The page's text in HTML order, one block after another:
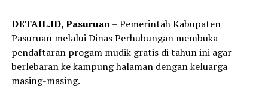
DETAIL.ID, Pasuruan– Pemerintah Kabupaten
Pasuruan melalui Dinas Perhubungan membuka
pendaftaran progam mudik gratis di tahun ini agar
berlebaran ke kampung halaman dengan keluarga
masing-masing.